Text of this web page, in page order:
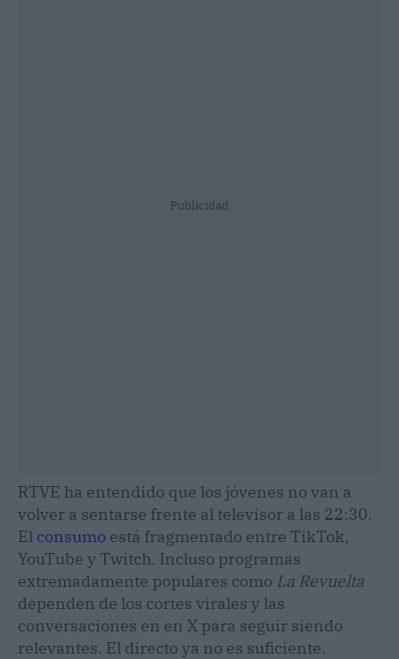
Publicidad
RTVE ha entendido que los jóvenes no van a
volver a sentarse frente al televisor a las 22:30.
El consumo está fragmentado entre TikTok,
YouTube y Twitch. Incluso programas
extremadamente populares como La Revuelta
dependen de los cortes virales y las
conversaciones en en X para seguir siendo
relevantes. El directo ya no es suficiente.